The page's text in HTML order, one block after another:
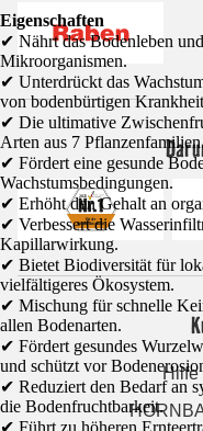
Eigenschaften
✔ Nährt das Bodenleben
Mikroorganismen.
✔ Unterdrückt das
von bodenbürtigen
✔ Die ultimative
Arten aus 7
✔ Fördert eine gesunde
Wachstumsbedingungen.
✔ Erhöht den Gehalt an
✔ Verbessert die
Kapillarwirkung.
✔ Bietet Biodiversität für
vielfältigeres Ökosystem.
✔ Mischung für schnelle
allen Bodenarten.
✔ Fördert gesundes
und schützt vor
✔ Reduziert den Bedarf an
die Bodenfruchtbarkeit.
✔ Führt zu höheren
Hilfe